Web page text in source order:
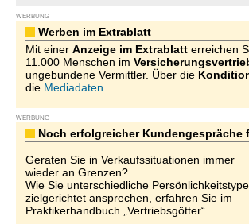
WERBUNG
Werben im Extrablatt
Mit einer Anzeige im Extrablatt erreichen
11.000 Menschen im
ungebundene Vermittler. Über die
die Mediadaten
WERBUNG
Noch erfolgreicher Kundengespräche
Geraten Sie in Verkaufssituationen immer
wieder an Grenzen?
Wie Sie unterschiedliche
zielgerichtet ansprechen, erfahren Sie im
Praktikerhandbuch „Vertriebsgötter“.